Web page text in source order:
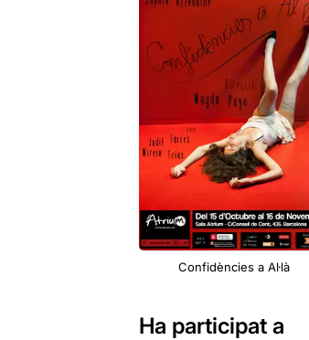
Confidències a Al·là
Ha participat a